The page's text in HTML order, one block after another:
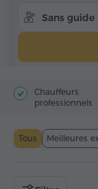
Sans guide
Chauffeurs
professionnels
Tous Meilleures